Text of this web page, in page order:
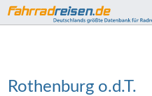
Rothenburg o.d.T.